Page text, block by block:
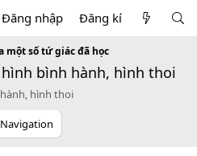
Đăng nhập Đăng kí
một số tứ giác đã học
bình hành, hình thoi
hình thoi
Navigation